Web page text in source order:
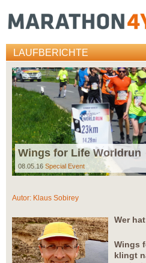
LAUFBERICHTE
Wings for Life Worldrun
08.05.16 Special Event
Autor: Klaus Sobirey
Wer
Wings
klingt